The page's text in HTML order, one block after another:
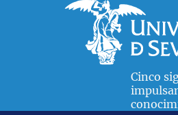
Cinco